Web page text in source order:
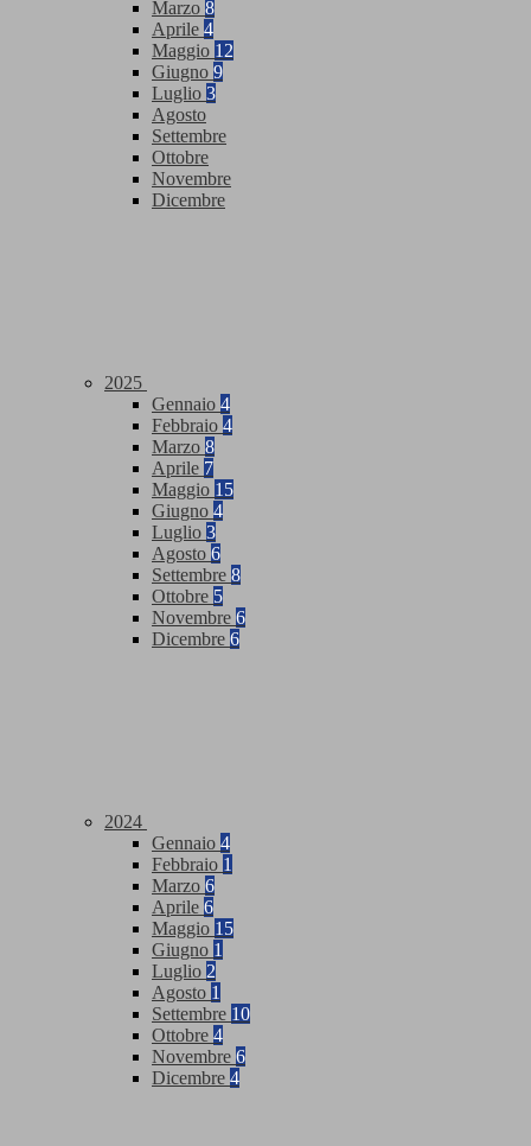
Marzo 8
Aprile 4
Maggio 12
Giugno 9
Luglio 3
Agosto
Settembre
Ottobre
Novembre
Dicembre
2025
Gennaio 4
Febbraio 4
Marzo 8
Aprile 7
Maggio 15
Giugno 4
Luglio 3
Agosto 6
Settembre 8
Ottobre 5
Novembre 6
Dicembre 6
2024
Gennaio 4
Febbraio 1
Marzo 6
Aprile 6
Maggio 15
Giugno 1
Luglio 2
Agosto 1
Settembre 10
Ottobre 4
Novembre 6
Dicembre 4